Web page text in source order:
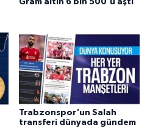
Trabzonspor'un Salah
transferi dünyada gündem